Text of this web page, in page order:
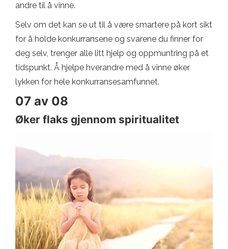
andre til å vinne.
Selv om det kan se ut til å være smartere på kort sikt
for å holde konkurransene og svarene du finner for
deg selv, trenger alle litt hjelp og oppmuntring på et
tidspunkt. Å hjelpe hverandre med å vinne øker
lykken for hele konkurransesamfunnet.
07 av 08
Øker flaks gjennom spiritualitet